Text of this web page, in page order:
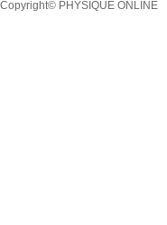
Copyright© PHYSIQUE ONLINE